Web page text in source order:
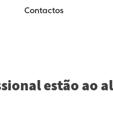
Contactos
estão ao